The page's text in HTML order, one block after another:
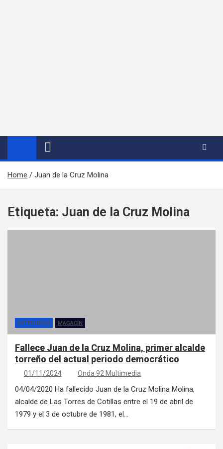
Home Juan de la Cruz Molina
Etiqueta: Juan de la Cruz Molina
CATEGORÍAS MAGACÍN
Fallece Juan de la Cruz Molina, primer alcalde
torreño del actual periodo democrático
01/11/2024 Onda 92 Multimedia
04/04/2020 Ha fallecido Juan de la Cruz Molina Molina,
alcalde de Las Torres de Cotillas entre el 19 de abril de
1979 y el 3 de octubre de 1981, el…